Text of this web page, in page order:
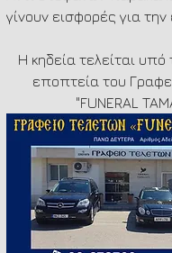
γίνουν εισφορές για την
Η κηδεία τελείται υπό
εποπτεία του
"FUNERAL